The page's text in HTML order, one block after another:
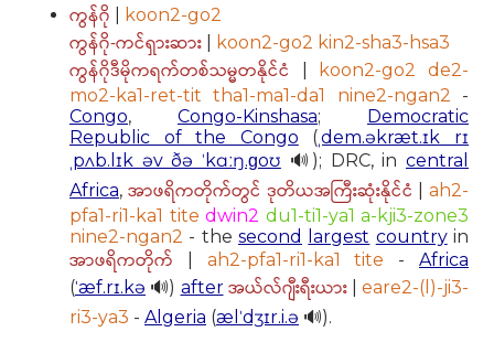
ကွန်ဂို koon2-go2
ကွန်ဂို-ကင်ရှားဆား koon2-go2 kin2-sha3-hsa3
ကွန်ဂိုဒီမိုကရက်တစ်သမ္မတနိုင်ငံ
koon2-go2 de2-
mo2-ka1-ret-tit tha1-ma1-da1 nine2-ngan2 -
Congo, Congo-Kinshasa; Democratic
Republic of the Congo (ˌdem.əkræt.ɪk rɪ
ˌpʌb.lɪk əv ðə ˈkɑːŋ.ɡoʊ 🔊); DRC, in central
Africa, အာဖရိကတိုက်တွင် ဒုတိယအကြီးဆုံးနိုင်ငံ
ah2-
pfa1-ri1-ka1 tite dwin2 du1-ti1-ya1 a-kji3-zone3
nine2-ngan2 - the second largest countryin
အာဖရိကတိုက် ah2-pfa1-ri1-ka1 tite -Africa
(ˈæf.rɪ.kə 🔊) after အယ်လ်ဂျီးရီးယား|eare2-(l)-ji3-
ri3-ya3 - Algeria (ælˈdʒɪr.i.ə 🔊).